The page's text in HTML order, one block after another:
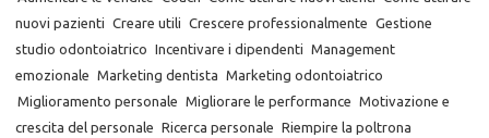
nuovi pazienti Creare utili Crescere professionalmente Gestione
studio odontoiatrico Incentivare i dipendenti Management
emozionale Marketing dentista Marketing odontoiatrico
Miglioramento personale Migliorare le performance Motivazione e
crescita del personale Ricerca personale Riempire la poltrona